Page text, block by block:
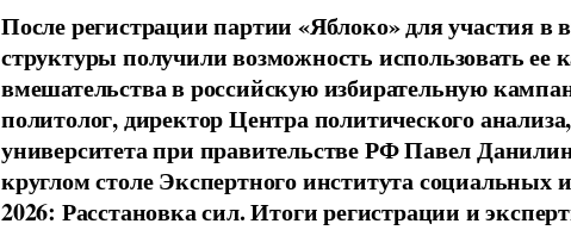
После регистрации партии «Яблоко» для участия в
структуры получили возможность использовать ее
вмешательства в российскую избирательную
политолог, директор Центра политического
университета при правительстве РФ Павел
круглом столе Экспертного института
2026: Расстановка сил. Итоги регистрации и